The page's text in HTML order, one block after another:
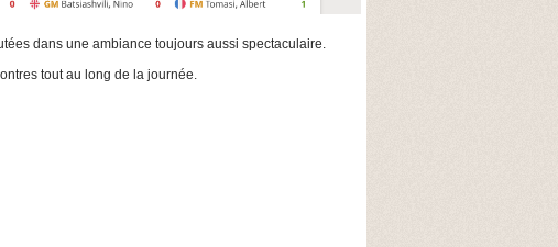
dans une ambiance toujours aussi spectaculaire.
tout au long de la journée.